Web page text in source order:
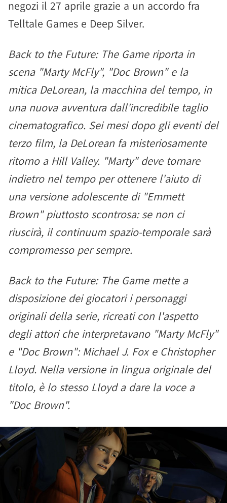
negozi il 27 aprile grazie a un accordo fra
Telltale Games e Deep Silver.
Back to the Future: The Game riporta in
scena "Marty McFly", "Doc Brown" e la
mitica DeLorean, la macchina del tempo, in
una nuova avventura dall'incredibile taglio
cinematografico. Sei mesi dopo gli eventi del
terzo film, la DeLorean fa misteriosamente
ritorno a Hill Valley. "Marty" deve tornare
indietro nel tempo per ottenere l'aiuto di
una versione adolescente di "Emmett
Brown" piuttosto scontrosa: se non ci
riuscirà, il continuum spazio-temporale sarà
compromesso per sempre.
Back to the Future: The Game mette a
disposizione dei giocatori i personaggi
originali della serie, ricreati con l'aspetto
degli attori che interpretavano "Marty McFly"
e "Doc Brown": Michael J. Fox e Christopher
Lloyd. Nella versione in lingua originale del
titolo, è lo stesso Lloyd a dare la voce a
"Doc Brown".